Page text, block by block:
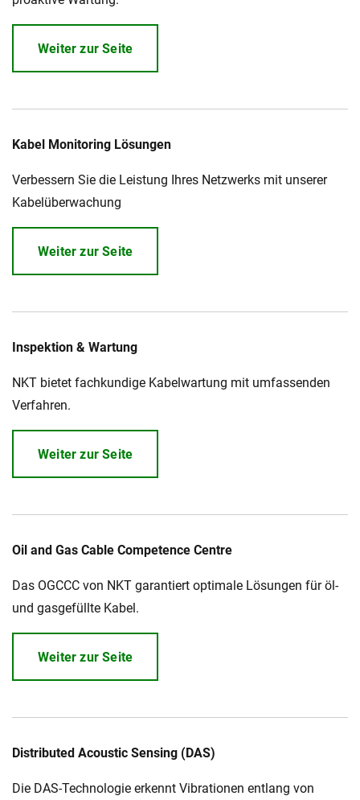
Weiter zur Seite
Kabel Monitoring Lösungen
Verbessern Sie die Leistung Ihres Netzwerks mit unserer
Kabelüberwachung
Weiter zur Seite
Inspektion & Wartung
NKT bietet fachkundige Kabelwartung mit umfassenden
Verfahren.
Weiter zur Seite
Oil and Gas Cable Competence Centre
Das OGCCC von NKT garantiert optimale Lösungen für öl-
und gasgefüllte Kabel.
Weiter zur Seite
Distributed Acoustic Sensing (DAS)
Die DAS-Technologie erkennt Vibrationen entlang von